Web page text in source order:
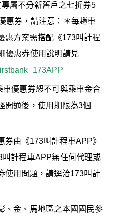
屬不分新舊戶之七折券5
惠券，請注意：＊每趟車
惠方案需搭配《173叫計程
優惠券使用說明請見
優惠券恕不可與乘車金合
開通後，使用期限為3個
券由《173叫計程車APP》
計程車APP無任何代理或
使用問題，請逕洽173叫計
、金、馬地區之本國國民參